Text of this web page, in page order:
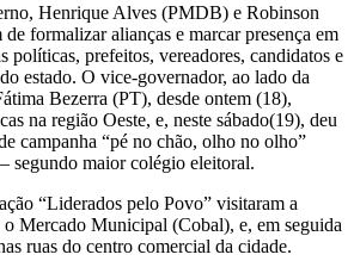
Henrique Alves (PMDB) e Robinson
formalizar alianças e marcar presença em
políticas, prefeitos, vereadores, candidatos e
estado. O vice-governador, ao lado da
Bezerra (PT), desde ontem (18),
na região Oeste, e, neste sábado(19), deu
campanha “pé no chão, olho no olho”
segundo maior colégio eleitoral.
“Liderados pelo Povo” visitaram a
Mercado Municipal (Cobal), e, em seguida
ruas do centro comercial da cidade.